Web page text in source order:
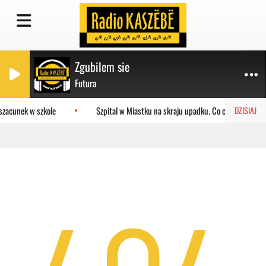
Zgubilem sie
Futura
DZISIAJ
w szkole Szpital w Miastku na skraju upadku. Co czeka